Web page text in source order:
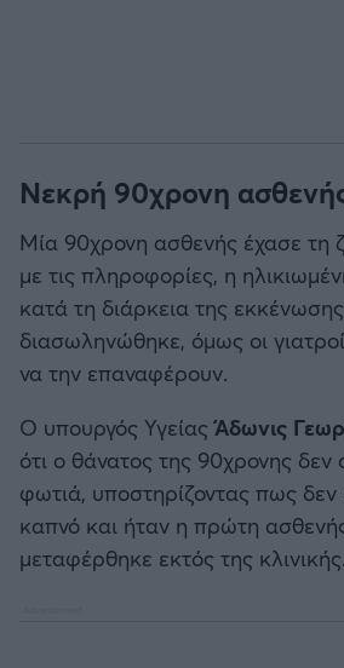
Νεκρή 90χρονη
Μία 90χρονη ασθενής έχασε τη
με τις πληροφορίες, η
κατά τη διάρκεια της εκκένωσης
διασωληνώθηκε, όμως οι
να την επαναφέρουν.
Ο υπουργός ΥγείαςΆδωνις
ότι ο θάνατος της 90χρονης δεν
φωτιά, υποστηρίζοντας πως δεν
καπνό και ήταν η πρώτη
μεταφέρθηκε εκτός της κλινικής.